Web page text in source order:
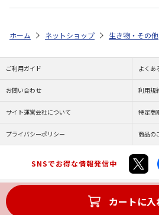
カートに入
ホーム ネットショップ 生き物・その他
ご利用ガイド よくあ
お問い合わせ 利用規
サイト運営会社について 特定商
プライバシーポリシー 商品の
SNSでお得な情報発信中